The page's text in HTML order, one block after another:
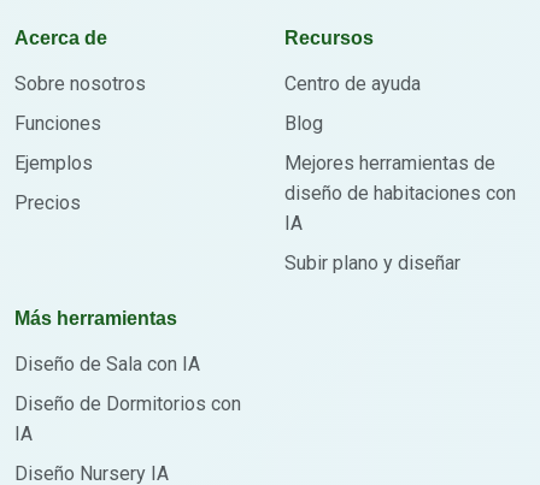
Acerca de
Sobre nosotros
Funciones
Ejemplos
Precios
Recursos
Centro de ayuda
Blog
Mejores herramientas de
diseño de habitaciones con
IA
Subir plano y diseñar
Más herramientas
Diseño de Sala con IA
Diseño de Dormitorios con
IA
Diseño Nursery IA